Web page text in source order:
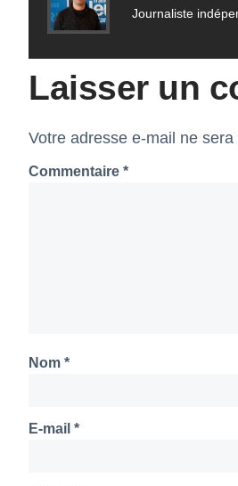
Journaliste
Laisser un
Votre adresse e-mail ne
Commentaire *
Nom *
E-mail *